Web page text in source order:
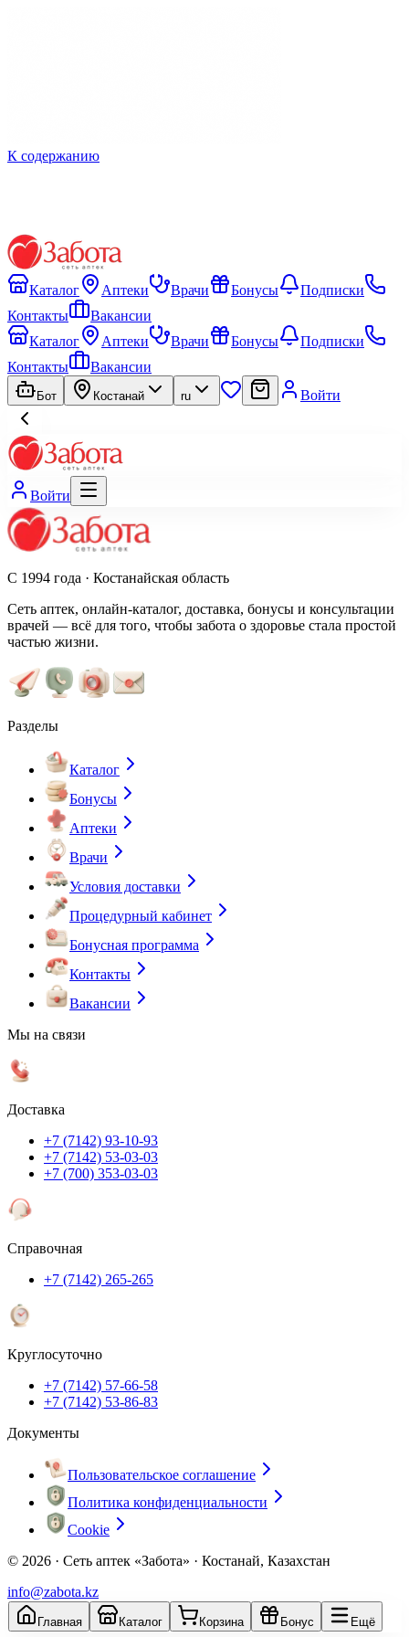
К содержанию
Каталог Аптеки Врачи Бонусы
Подписки
Контакты
Вакансии
Каталог
Аптеки Врачи Бонусы
Подписки
Контакты
Вакансии
Бот Костанай ru Войти
Войти
С 1994 года · Костанайская область
Сеть аптек, онлайн-каталог, доставка, бонусы и консультации
врачей — всё для того, чтобы забота о здоровье стала простой
частью жизни.
Разделы
Каталог
Бонусы
Аптеки
Врачи
Условия доставки
Процедурный кабинет
Бонусная программа
Контакты
Вакансии
Мы на связи
Доставка
+7 (7142) 93-10-93
+7 (7142) 53-03-03
+7 (700) 353-03-03
Справочная
+7 (7142) 265-265
Круглосуточно
+7 (7142) 57-66-58
+7 (7142) 53-86-83
Документы
Пользовательское соглашение
Политика конфиденциальности
Cookie
© 2026 · Сеть аптек «Забота» · Костанай, Казахстан
info@zabota.kz
Главная Каталог Корзина Бонус Ещё